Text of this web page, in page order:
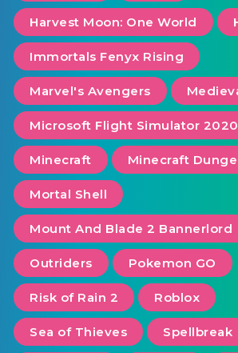
Harvest Moon: One World
Immortals Fenyx Rising
Marvel's Avengers
Microsoft Flight Simulator 2020
Minecraft Minecraft
Mortal Shell
Mount And Blade 2 Bannerlord
Outriders Pokemon GO
Risk of Rain 2 Roblox
Sea of ​​Thieves Spellbreak